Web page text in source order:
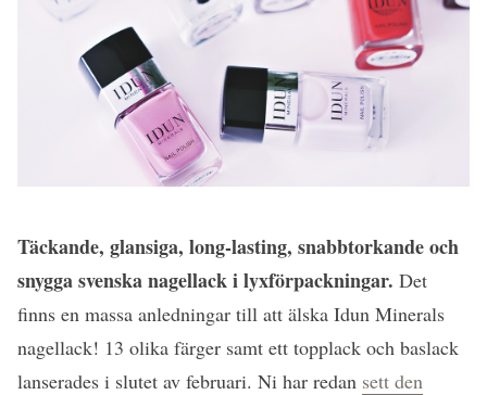
Täckande, glansiga, long-lasting, snabbtorkande och
snygga svenska nagellack i lyxförpackningar. Det
finns en massa anledningar till att älska Idun Minerals
nagellack! 13 olika färger samt ett topplack och baslack
lanserades i slutet av februari. Ni har redan sett den